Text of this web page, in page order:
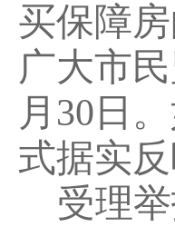
买保障房
广大市
月 30 日
式据实
受理